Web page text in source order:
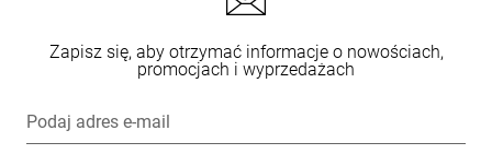
Zapisz się, aby otrzymać informacje o nowościach,
promocjach i wyprzedażach
Podaj adres e-mail